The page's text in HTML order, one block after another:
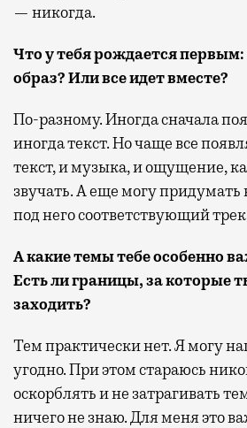
— никогда.
Что у тебя рождается первым:
образ? Или все идет вместе?
По-разному. Иногда сначала
иногда текст. Но чаще все
текст, и музыка, и ощущение,
звучать.А еще могу придумать
под него соответствующий
А какие темы тебе особенно
Есть ли границы, за которые
заходить?
Тем практически нет. Я могу
угодно. При этом стараюсь
оскорблять и не затрагивать
ничего не знаю. Для меня это